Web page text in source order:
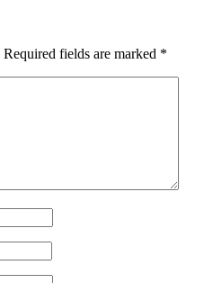
Required fields are marked *